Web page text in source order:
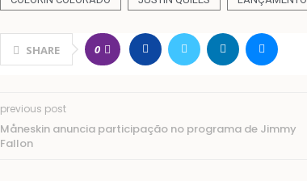
SHARE 0
previous post
Måneskin anuncia participação no programa de Jimmy
Fallon